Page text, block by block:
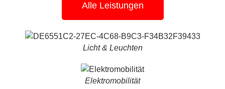
Alle Leistungen
Licht & Leuchten
Elektromobilität